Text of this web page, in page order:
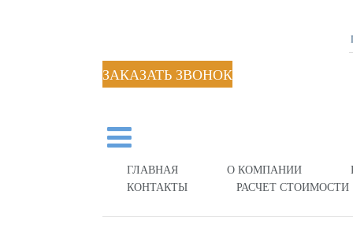
ЗАКАЗАТЬ ЗВОНОК
ГЛАВНАЯ О КОМПАНИИ
КОНТАКТЫ
РАСЧЕТ СТОИМОСТИ